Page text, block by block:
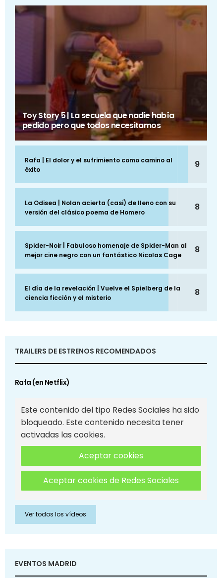
Toy Story 5 | La secuela que nadie había
pedido pero que todos necesitamos
Rafa | El dolor y el sufrimiento como camino al
éxito
9
La Odisea | Nolan acierta (casi) de lleno con su
versión del clásico poema de Homero
8
Spider-Noir | Fabuloso homenaje de Spider-Man al
mejor cine negro con un fantástico Nicolas Cage
8
El día de la revelación | Vuelve el Spielberg de la
ciencia ficción y el misterio
8
TRAILERS DE ESTRENOS RECOMENDADOS
Rafa (en Netflix)
Este contenido del tipo Redes Sociales ha sido
bloqueado. Este contenido necesita tener
activadas las cookies.
Aceptar cookies
Aceptar cookies de Redes Sociales
Ver todos los vídeos
EVENTOS MADRID